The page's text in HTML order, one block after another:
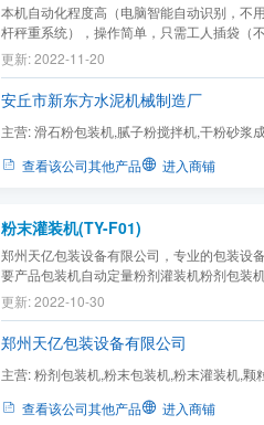
本机自动化程度高（电脑智能自动识别，不
杆秤重系统），操作简单，只需工人插袋（
即可完成包装生产工艺，节省人力、减轻工
降低生产成本，提高生产效率。
更新: 2022-11-20
安丘市新东方水泥机械制造厂
主营:滑石粉包装机,腻子粉搅拌机,干粉砂浆
查看该公司其他产品 进入商铺
粉末灌装机(TY-F01)
郑州天亿包装设备有限公司，专业的包装设
要产品包装机自动定量粉剂灌装机粉剂包装
包装机 粉末灌装机 粉料包装机 粉料灌装机
食品灌装机 粉剂调味品包装机 粉剂调味品
机粉剂调料灌装机 粉剂调味料包装机 粉剂调
更新: 2022-10-30
郑州天亿包装设备有限公司
主营:粉剂包装机,粉末包装机,粉末灌装机,颗
查看该公司其他产品 进入商铺